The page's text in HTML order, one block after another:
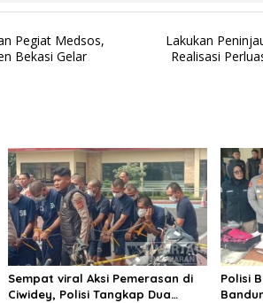
Pegiat Medsos,
Bekasi Gelar
Lakukan
Realisasi
Sempat viral Aksi Pemerasan di
Ciwidey, Polisi Tangkap Dua
Polisi